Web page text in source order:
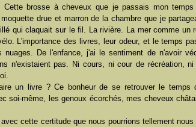
Cette brosse à cheveux que je passais mon
drue et marron de la chambre que je
qui claquait sur le fil. La rivière. La mer comme un
L'importance des livres, leur odeur, et le temps
nuages. De l'enfance, j'ai le sentiment de n'avoir
n'existaient pas. Ni cours, ni cour de récréation, ni
un livre ? Ce bonheur de se retrouver le temps
soi-même, les genoux écorchés, mes cheveux
cette certitude que nous pourrions tellement nous